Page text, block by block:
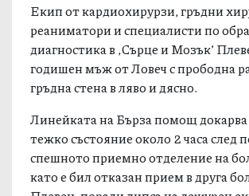
Екип от кардиохирурзи, гръдни
реаниматори и специалисти по
диагностика в ,Сърце и Мозък’
годишен мъж от Ловеч с прободна
гръдна стена в ляво и дясно.
Линейката на Бърза помощ
тежко състояние около 2 часа след
спешното приемно отделение на
като е бил отказан прием в друга